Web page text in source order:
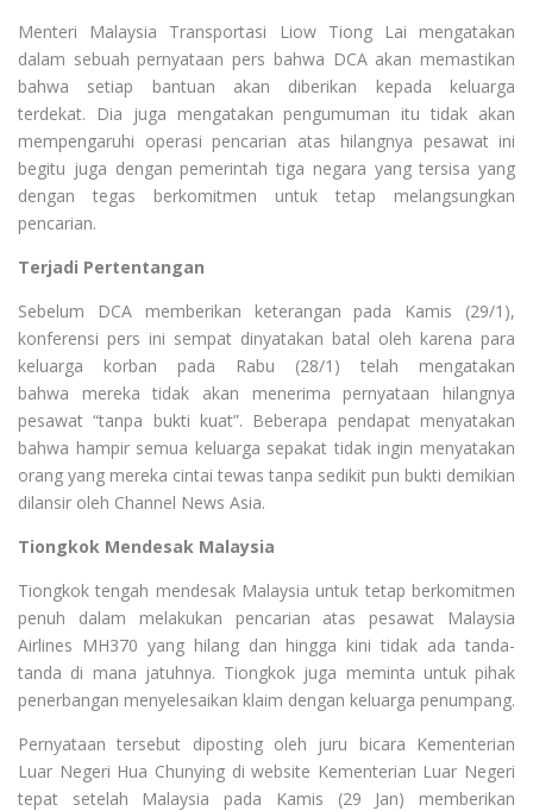
Menteri Malaysia Transportasi Liow Tiong Lai mengatakan
dalam sebuah pernyataan pers bahwa DCA akan memastikan
bahwa setiap bantuan akan diberikan kepada keluarga
terdekat. Dia juga mengatakan pengumuman itu tidak akan
mempengaruhi operasi pencarian atas hilangnya pesawat ini
begitu juga dengan pemerintah tiga negara yang tersisa yang
dengan tegas berkomitmen untuk tetap melangsungkan
pencarian.
Terjadi Pertentangan
Sebelum DCA memberikan keterangan pada Kamis (29/1),
konferensi pers ini sempat dinyatakan batal oleh karena para
keluarga korban pada Rabu (28/1) telah mengatakan
bahwa mereka tidak akan menerima pernyataan hilangnya
pesawat “tanpa bukti kuat”. Beberapa pendapat menyatakan
bahwa hampir semua keluarga sepakat tidak ingin menyatakan
orang yang mereka cintai tewas tanpa sedikit pun bukti demikian
dilansir oleh Channel News Asia.
Tiongkok Mendesak Malaysia
Tiongkok tengah mendesak Malaysia untuk tetap berkomitmen
penuh dalam melakukan pencarian atas pesawat Malaysia
Airlines MH370 yang hilang dan hingga kini tidak ada tanda-
tanda di mana jatuhnya. Tiongkok juga meminta untuk pihak
penerbangan menyelesaikan klaim dengan keluarga penumpang.
Pernyataan tersebut diposting oleh juru bicara Kementerian
Luar Negeri Hua Chunying di website Kementerian Luar Negeri
tepat setelah Malaysia pada Kamis (29 Jan) memberikan